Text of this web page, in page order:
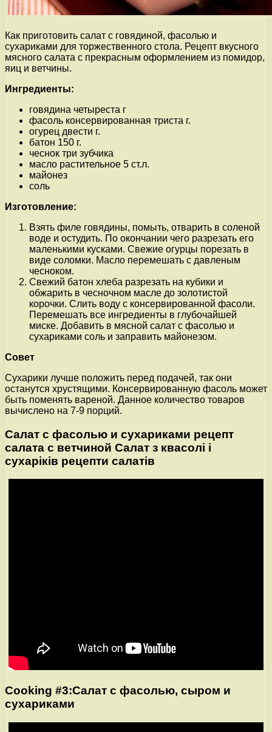
Как приготовить салат с говядиной, фасолью и
сухариками для торжественного стола. Рецепт вкусного
мясного салата с прекрасным оформлением из помидор,
яиц и ветчины.
Ингредиенты:
говядина четыреста г
фасоль консервированная триста г.
огурец двести г.
батон 150 г.
чеснок три зубчика
масло растительное 5 ст.л.
майонез
соль
Изготовление:
Взять филе говядины, помыть, отварить в соленой
воде и остудить. По окончании чего разрезать его
маленькими кусками. Свежие огурцы порезать в
виде соломки. Масло перемешать с давленым
чесноком.
Свежий батон хлеба разрезать на кубики и
обжарить в чесночном масле до золотистой
корочки. Слить воду с консервированной фасоли.
Перемешать все ингредиенты в глубочайшей
миске. Добавить в мясной салат с фасолью и
сухариками соль и заправить майонезом.
Совет
Сухарики лучше положить перед подачей, так они
останутся хрустящими. Консервированную фасоль может
быть поменять вареной. Данное количество товаров
вычислено на 7-9 порций.
Салат с фасолью и сухариками рецепт
салата с ветчиной Салат з квасолі і
сухаріків рецепти салатів
Cooking #3:Салат с фасолью, сыром и
сухариками